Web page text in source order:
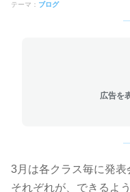
テーマ： ブログ
広告を
3月は各クラス毎に発表
それぞれが、できるよ